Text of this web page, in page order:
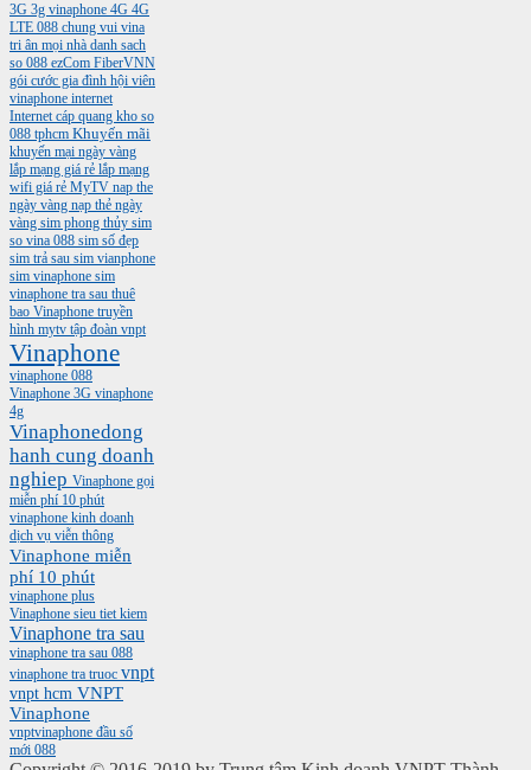
3G 3g vinaphone 4G 4G
LTE 088 chung vui vina
tri ân mọi nhà danh sach
so 088 ezCom FiberVNN
gói cước gia đình hội viên
vinaphone internet
Internet cáp quang kho so
088 tphcm Khuyến mãi
khuyến mại ngày vàng
lắp mạng giá rẻ lắp mạng
wifi giá rẻ MyTV nap the
ngày vàng nạp thẻ ngày
vàng sim phong thủy sim
so vina 088 sim số đẹp
sim trả sau sim vianphone
sim vinaphone sim
vinaphone tra sau thuê
bao Vinaphone truyền
hình mytv tập đoàn vnpt
Vinaphone
vinaphone 088
Vinaphone 3G vinaphone
4g
Vinaphonedong
hanh cung doanh
nghiep Vinaphone gọi
miễn phí 10 phút
vinaphone kinh doanh
dịch vụ viễn thông
Vinaphone miễn
phí 10 phút
vinaphone plus
Vinaphone sieu tiet kiem
Vinaphone tra sau
vinaphone tra sau 088
vinaphone tra truoc vnpt
vnpt hcm VNPT
Vinaphone
vnptvinaphone đầu số
mới 088